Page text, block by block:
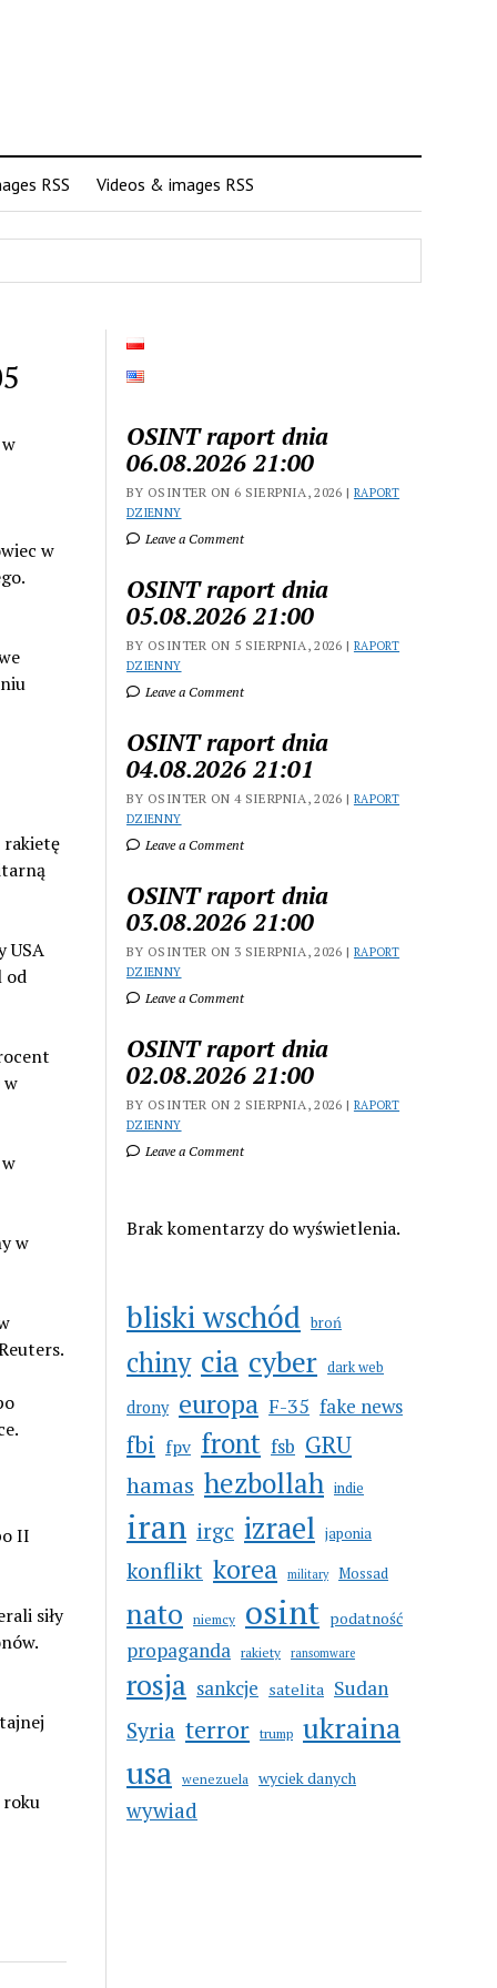
RSS Videos & images RSS
w
rakietę
USA
od
w
w
II
siły
roku
OSINT raport dnia
06.08.2026 21:00
BY OSINTER ON 6 SIERPNIA, 2026 | RAPORT
DZIENNY
Leave a Comment
OSINT raport dnia
05.08.2026 21:00
BY OSINTER ON 5 SIERPNIA, 2026 | RAPORT
DZIENNY
Leave a Comment
OSINT raport dnia
04.08.2026 21:01
BY OSINTER ON 4 SIERPNIA, 2026 | RAPORT
DZIENNY
Leave a Comment
OSINT raport dnia
03.08.2026 21:00
BY OSINTER ON 3 SIERPNIA, 2026 | RAPORT
DZIENNY
Leave a Comment
OSINT raport dnia
02.08.2026 21:00
BY OSINTER ON 2 SIERPNIA, 2026 | RAPORT
DZIENNY
Leave a Comment
Brak komentarzy do wyświetlenia.
bliski wschód broń
chiny cia cyber dark web
drony europa F-35 fake news
fbi fpv front fsb GRU
hamas hezbollah indie
iran irgc izrael japonia
konflikt korea military Mossad
nato niemcy osint podatność
propaganda rakiety ransomware
rosja sankcje satelita Sudan
Syria terror trump ukraina
usa wenezuela wyciek danych
wywiad